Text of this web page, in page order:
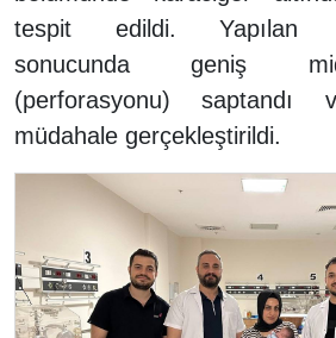
tespit edildi. Yapılan
sonucunda geniş
(perforasyonu)
müdahale gerçekleştirildi.